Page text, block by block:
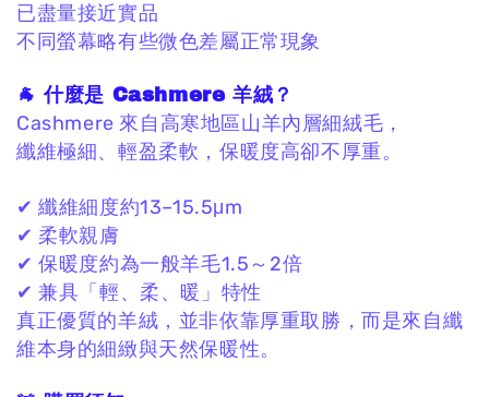
已盡量接近實品
不同螢幕略有些微色差屬正常現象
🐐 什麼是 Cashmere 羊絨？
Cashmere 來自高寒地區山羊內層細絨毛，
纖維極細、輕盈柔軟，保暖度高卻不厚重。
✔ 纖維細度約13–15.5μm
✔ 柔軟親膚
✔ 保暖度約為一般羊毛1.5～2倍
✔ 兼具「輕、柔、暖」特性
真正優質的羊絨， 並非依靠厚重取勝，而是來自纖
維本身的細緻與天然保暖性。